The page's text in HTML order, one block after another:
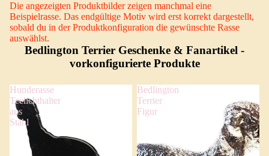
Die angezeigten Produktbilder zeigen manchmal eine
Beispielrasse. Das endgültige Motiv wird erst korrekt dargestellt,
sobald du in der Produktkonfiguration die gewünschte Rasse
auswählst.
Bedlington Terrier Geschenke & Fanartikel -
vorkonfigurierte Produkte
Hunderasse
Teelichthalter
aus
Stahl
Bedlington
Terrier
Figur